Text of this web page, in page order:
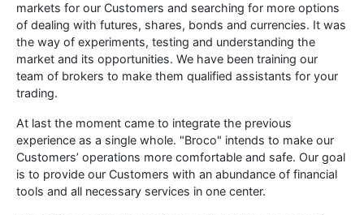
markets for our Customers and searching for more options
of dealing with futures, shares, bonds and currencies. It was
the way of experiments, testing and understanding the
market and its opportunities. We have been training our
team of brokers to make them qualified assistants for your
trading.
At last the moment came to integrate the previous
experience as a single whole. "Broco" intends to make our
Customers’ operations more comfortable and safe. Our goal
is to provide our Customers with an abundance of financial
tools and all necessary services in one center.